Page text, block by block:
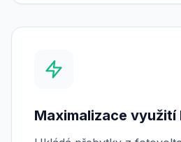
Maximalizace využití